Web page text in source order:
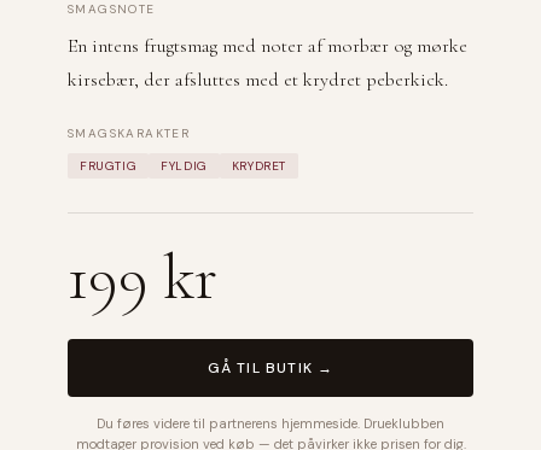
SMAGSNOTE
En intens frugtsmag med noter af morbær og mørke
kirsebær, der afsluttes med et krydret peberkick.
SMAGSKARAKTER
FRUGTIG FYLDIG KRYDRET
199 kr
GÅ TIL BUTIK →
Du føres videre til partnerens hjemmeside. Drueklubben
modtager provision ved køb — det påvirker ikke prisen for dig.